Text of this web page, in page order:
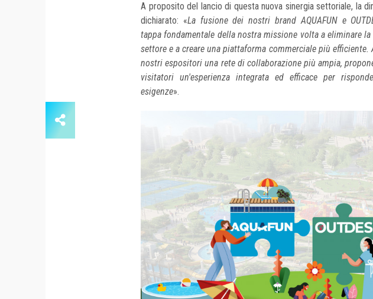
A proposito del lancio di questa nuova sinergia settoriale, la
dichiarato: «La fusione dei nostri brand AQUAFUN e
tappa fondamentale della nostra missione volta a eliminare
settore e a creare una piattaforma commerciale più efficiente.
nostri espositori una rete di collaborazione più ampia,
visitatori un'esperienza integrata ed efficace per
esigenze».